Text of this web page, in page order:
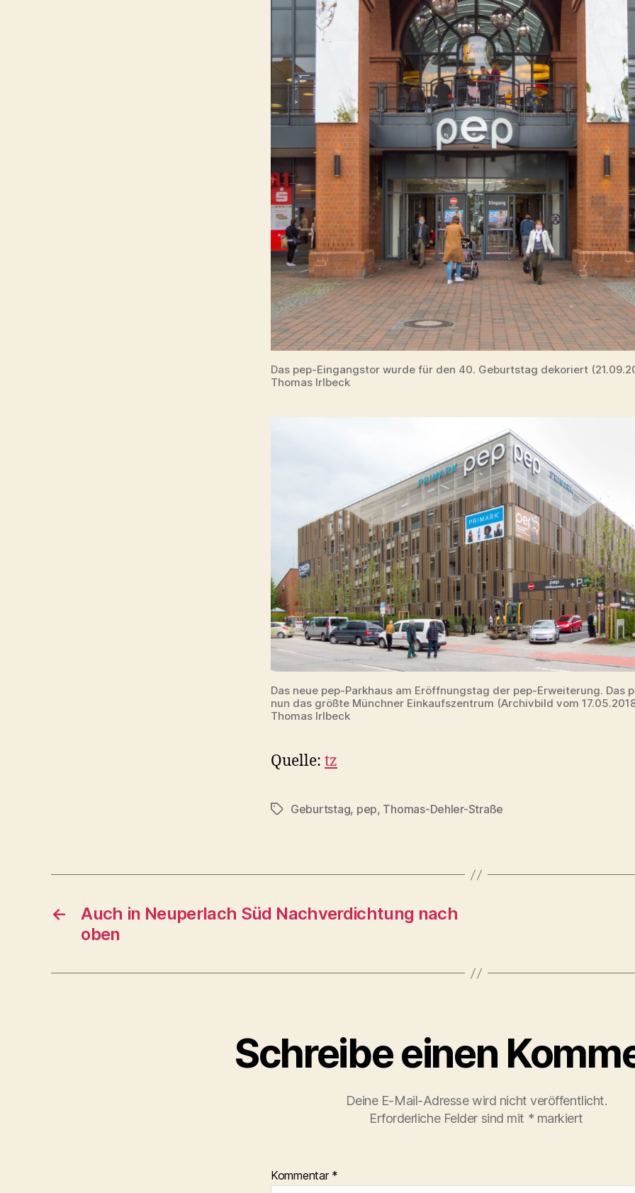
Das pep-Eingangstor wurde für den 40. Geburtstag dekoriert
Thomas Irlbeck
Das neue pep-Parkhaus am Eröffnungstag der pep-Erweiterung. Das
nun das größte Münchner Einkaufszentrum (Archivbild vom
Thomas Irlbeck
Quelle: tz
Schlagwörter
Geburtstag, pep, Thomas-Dehler-Straße
←
Auch in Neuperlach Süd Nachverdichtung nach
oben
Schreibe einen
Deine E-Mail-Adresse wird nicht veröffentlicht.
Erforderliche Felder sind mit * markiert
Kommentar *